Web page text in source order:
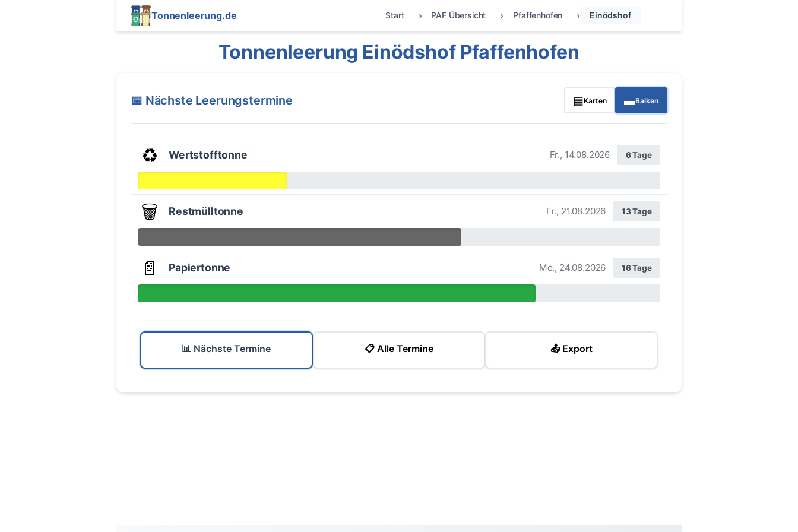
Tonnenleerung.de Start PAF Übersicht Pfaffenhofen Einödshof
Tonnenleerung Einödshof Pfaffenhofen
📅 Nächste Leerungstermine ▤Karten ▬Balken
♻️ Wertstofftonne Fr., 14.08.2026 6 Tage
🗑️ Restmülltonne Fr., 21.08.2026 13 Tage
📄 Papiertonne Mo., 24.08.2026 16 Tage
📊 Nächste Termine 📋 Alle Termine 📤 Export